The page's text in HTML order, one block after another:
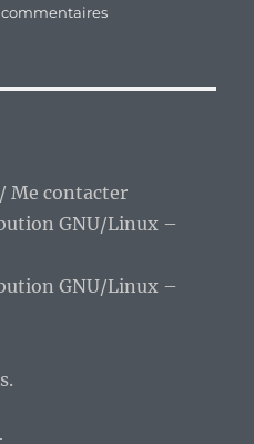
commentairessur
;)
Me contacter
GNU/Linux –
GNU/Linux –